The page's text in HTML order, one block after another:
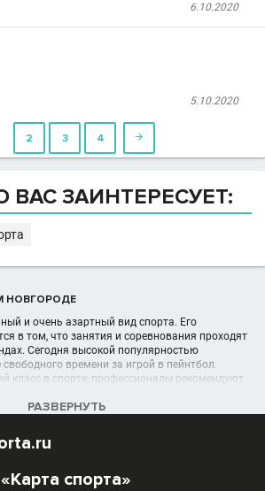
6.10.2020
5.10.2020
2 3 4 
ЗАИНТЕРЕСУЕТ:
НОВГОРОДЕ
и очень азартный вид спорта. Его
в том, что занятия и соревнования проходят
Сегодня высокой популярностью
свободного времени за игрой в пейнтбол.
класс в спорте, профессионалы рекомендуют
в данном каталоге спортивных
РАЗВЕРНУТЬ
спорта»